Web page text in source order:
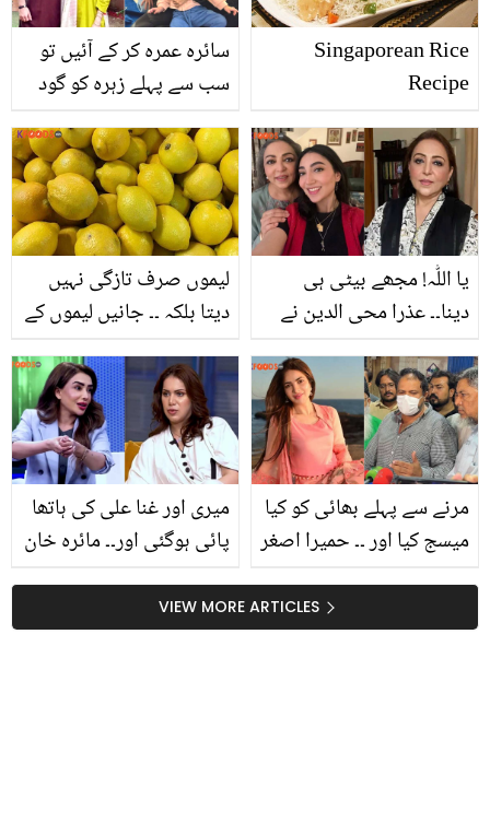
سائرہ عمرہ کر کے آئیں تو
سب سے پہلے زہرہ کو گود
میں لیا.. صدف کی بیٹی
سائرہ کو کیا کہہ کر پکارتی
ہے؟
Singaporean Rice
Recipe
لیموں صرف تازگی نہیں
دیتا بلکہ ۔۔ جانیں لیموں کے
صحت کے حوالے سے 7
ایسے خاص فوائد، جو بہت
لوگ نہیں جانتے
یا اللّٰہ! مجھے بیٹی ہی
دینا۔۔ عذرا محی الدین نے
شدت سے صرف بیٹی کی
دعا کیوں مانگی تھی؟
بتاتے ہوئے جذباتی ہوگئیں
میری اور غنا علی کی ہاتھا
پائی ہوگئی اور۔۔ مائرہ خان
نے لڑائی کا دلچسپ قصہ
سنا دیا، لڑائی شروع کس
بات پر ہوئی تھی؟
مرنے سے پہلے بھائی کو کیا
میسج کیا اور ۔۔ حمیرا اصغر
نے مدد کے لیئے کن 10
لوگوں کو میسج کیا تھا اور
کیا؟
VIEW MORE ARTICLES